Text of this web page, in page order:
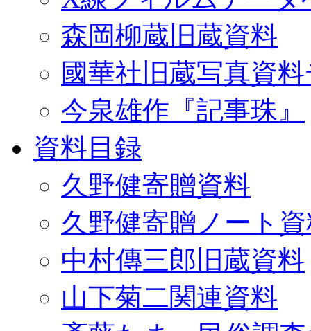
森岡柳蔵旧蔵資料
國華社旧蔵写真資
今泉雄作『記事珠』
資料目録
久野健寄贈資料
久野健寄贈ノート
中村傳三郎旧蔵資料
山下菊二関連資料